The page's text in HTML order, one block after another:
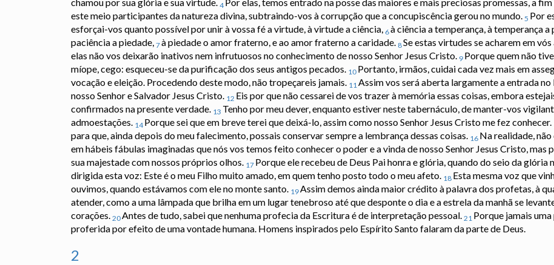
chamou por sua glória e sua virtude. 4 Por elas, temos entrado na posse das maiores e mais preciosas promessas, a
este meio participantes da natureza divina, subtraindo-vos à corrupção que a concupiscência gerou no mundo. 5 Por
esforçai-vos quanto possível por unir à vossa fé a virtude, à virtude a ciência, 6à ciência a temperança, à temperança a
paciência a piedade, 7à piedade o amor fraterno, e ao amor fraterno a caridade. 8Se estas virtudes se acharem em
elas não vos deixarão inativos nem infrutuosos no conhecimento de nosso Senhor Jesus Cristo. 9 Porque quem não
míope, cego: esqueceu-se da purificação dos seus antigos pecados. 10 Portanto, irmãos, cuidai cada vez mais em
vocação e eleição. Procedendo deste modo, não tropeçareis jamais. 11Assim vos será aberta largamente a entrada no
nosso Senhor e Salvador Jesus Cristo. 12 Eis por que não cessarei de vos trazer à memória essas coisas, embora
confirmados na presente verdade. 13 Tenho por meu dever, enquanto estiver neste tabernáculo, de manter-vos
admoestações. 14 Porque sei que em breve terei que deixá-lo, assim como nosso Senhor Jesus Cristo me fez conhecer.
para que, ainda depois do meu falecimento, possais conservar sempre a lembrança dessas coisas. 16 Na realidade,
em hábeis fábulas imaginadas que nós vos temos feito conhecer o poder e a vinda de nosso Senhor Jesus Cristo, mas
sua majestade com nossos próprios olhos. 17 Porque ele recebeu de Deus Pai honra e glória, quando do seio da glória
dirigida esta voz: Este é o meu Filho muito amado, em quem tenho posto todo o meu afeto. 18 Esta mesma voz que
ouvimos, quando estávamos com ele no monte santo. 19Assim demos ainda maior crédito à palavra dos profetas, à
atender, como a uma lâmpada que brilha em um lugar tenebroso até que desponte o dia e a estrela da manhã se
corações. 20Antes de tudo, sabei que nenhuma profecia da Escritura é de interpretação pessoal. 21 Porque jamais
proferida por efeito de uma vontade humana. Homens inspirados pelo Espírito Santo falaram da parte de Deus.
2